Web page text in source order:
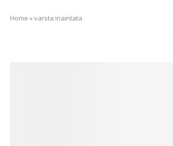
Home »varsta inaintata